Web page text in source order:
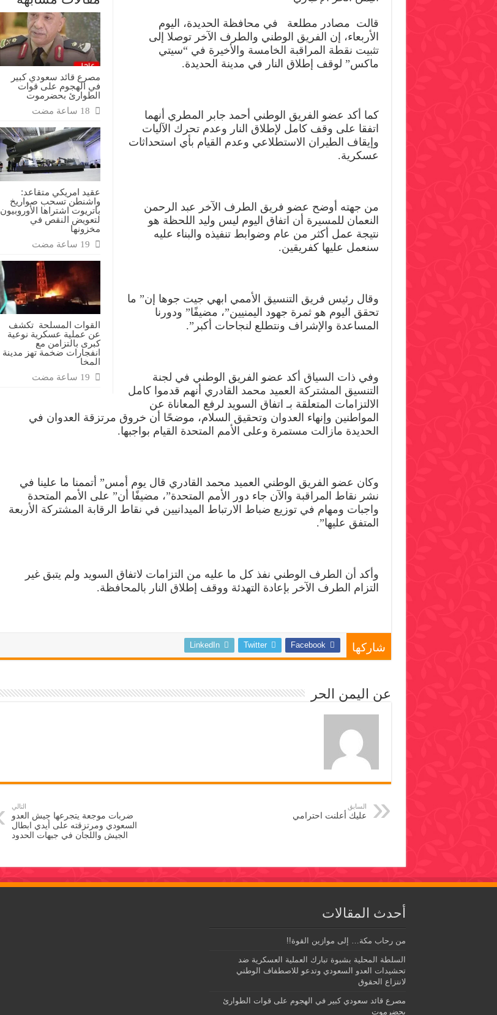
ورئيس
التنسيق
الأممي
يؤكد:
ما
تحقق
اليوم
مغلقة
مصرع قائد سعودي كبير
في الهجوم على قوات
الطوارئ بحضرموت
عقيد امريكي متقاعد:
واشنطن تسحب صواريخ
باتريوت اشتراها الأوروبيون
لتعويض النقص في
مخزونها
القوات المسلحة تكشف
عن عملية عسكرية نوعية
كبرى بالتزامن مع
انفجارات ضخمة تهز مدينة
المخا
قالت مصادر مطلعة في محافظة الحديدة، اليوم
الأربعاء، إن الفريق الوطني والطرف الآخر توصلا إلى
تثبيت نقطة المراقبة الخامسة والأخيرة في “سيتي
ماكس” لوقف إطلاق النار في مدينة الحديدة.
كما أكد عضو الفريق الوطني أحمد جابر المطري أنهما
اتفقا على وقف كامل لإطلاق النار وعدم تحرك الآليات
وإيقاف الطيران الاستطلاعي وعدم القيام بأي استحداثات
عسكرية.
من جهته أوضح عضو فريق الطرف الآخر عبد الرحمن
النعمان للمسيرة أن اتفاق اليوم ليس وليد اللحظة هو
نتيجة عمل أكثر من عام وضوابط تنفيذه والبناء عليه
سنعمل عليها كفريقين.
وقال رئيس فريق التنسيق الأممي ابهي جيت جوها إن” ما
تحقق اليوم هو ثمرة جهود اليمنيين”، مضيفًا” ودورنا
المساعدة والإشراف ونتطلع لنجاحات أكبر”.
وفي ذات السياق أكد عضو الفريق الوطني في لجنة
التنسيق المشتركة العميد محمد القادري أنهم قدموا كامل
الالتزامات المتعلقة بـ اتفاق السويد لرفع المعاناة عن
المواطنين وإنهاء العدوان وتحقيق السلام، موضحًا أن خروق مرتزقة العدوان في
الحديدة مازالت مستمرة وعلى الأمم المتحدة القيام بواجبها.
وكان عضو الفريق الوطني العميد محمد القادري قال يوم أمس” أتممنا ما علينا في
نشر نقاط المراقبة والآن جاء دور الأمم المتحدة”، مضيفًا أن” على الأمم المتحدة
واجبات ومهام في توزيع ضباط الارتباط الميدانيين في نقاط الرقابة المشتركة الأربعة
المتفق عليها”.
وأكد أن الطرف الوطني نفذ كل ما عليه من التزامات لاتفاق السويد ولم يتبق غير
التزام الطرف الآخر بإعادة التهدئة ووقف إطلاق النار بالمحافظة.
شاركها Facebook
Twitter
LinkedIn
عن اليمن الحر
السابق
عليك أعلنت احترامي
التالي
ضربات موجعة يتجرعها جيش العدو
السعودي ومرتزقته على أيدي ابطال
الجيش واللجان في جبهات الحدود
أحدث المقالات
من رحاب مكة… إلى موازين القوة!!
السلطة المحلية بشبوة تبارك العملية العسكرية ضد
تحشيدات العدو السعودي وتدعو للاصطفاف الوطني
لانتزاع الحقوق
مصرع قائد سعودي كبير في الهجوم على قوات الطوارئ
بحضرموت